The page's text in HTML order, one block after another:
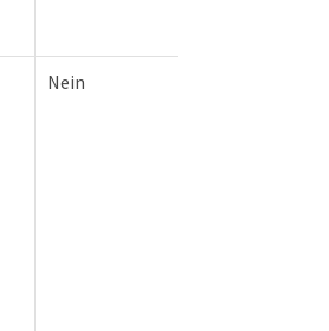
Nein